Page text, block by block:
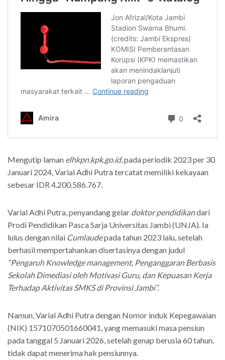
Mengutip laman elhkpn.kpk.go.id, pada periodik 2023 per 30
Januari 2024, Varial Adhi Putra tercatat memiliki kekayaan
sebesar IDR 4.200.586.767.
Varial Adhi Putra, penyandang gelar doktor pendidikandari
Prodi Pendidikan Pasca Sarja Universitas Jambi (UNJA). Ia
lulus dengan nilai Cumlaudepada tahun 2023 lalu, setelah
berhasil mempertahankan disertasinya dengan judul
“Pengaruh Knowledge management, Penganggaran Berbasis
Sekolah Dimediasi oleh Motivasi Guru, dan Kepuasan Kerja
Terhadap Aktivitas SMKS di Provinsi Jambi”.
Namun, Varial Adhi Putra dengan Nomor induk Kepegawaian
(NIK) 1571070501660041, yang memasuki masa pensiun
pada tanggal 5 Januari 2026, setelah genap berusia 60 tahun,
tidak dapat menerima hak pensiunnya.